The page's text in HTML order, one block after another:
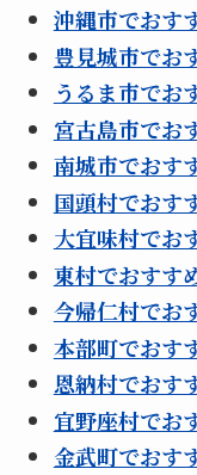
沖縄市でおす
豊見城市でお
うるま市でお
宮古島市でお
南城市でおす
国頭村でおす
大宜味村でお
東村でおすす
今帰仁村でお
本部町でおす
恩納村でおす
宜野座村でお
金武町でおす